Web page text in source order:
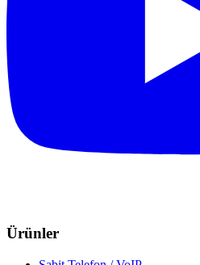
Ürünler